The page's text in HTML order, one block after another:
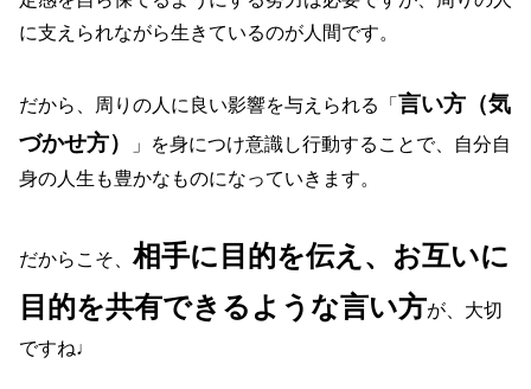
に支えられながら生きているのが人間です。
だから、周りの人に良い影響を与えられる「 言い方（気
づかせ方）
」を身につけ意識し行動することで、自分自
身の人生も豊かなものになっていきます。
だからこそ、 相手に目的を伝え、お互いに
目的を共有できるような言い方が、大切
ですね♩